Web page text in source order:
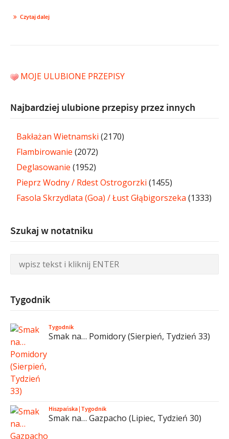
Czytaj dalej
MOJE ULUBIONE PRZEPISY
Najbardziej ulubione przepisy przez innych
Bakłażan Wietnamski (2170)
Flambirowanie (2072)
Deglasowanie (1952)
Pieprz Wodny / Rdest Ostrogorzki (1455)
Fasola Skrzydlata (Goa) / Łust Głąbigorszeka (1333)
Szukaj w notatniku
Tygodnik
Tygodnik
Smak na… Pomidory (Sierpień, Tydzień 33)
Hiszpańska|Tygodnik
Smak na… Gazpacho (Lipiec, Tydzień 30)